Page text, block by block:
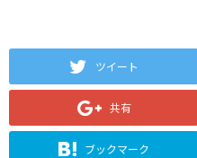
ツイート
共有
ブックマーク